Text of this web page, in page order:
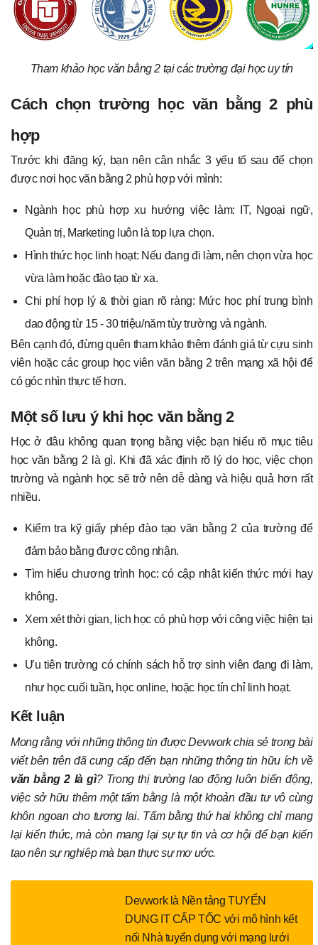
Tham khảo học văn bằng 2 tại các trường đại học uy tín
Cách chọn trường học văn bằng 2 phù
hợp
Trước khi đăng ký, bạn nên cân nhắc 3 yếu tố sau để chọn
được nơi học văn bằng 2 phù hợp với mình:
Ngành học phù hợp xu hướng việc làm: IT, Ngoại ngữ,
Quản trị, Marketing luôn là top lựa chọn.
Hình thức học linh hoạt: Nếu đang đi làm, nên chọn vừa học
vừa làm hoặc đào tạo từ xa.
Chi phí hợp lý & thời gian rõ ràng: Mức học phí trung bình
dao động từ 15 - 30 triệu/năm tùy trường và ngành.
Bên cạnh đó, đừng quên tham khảo thêm đánh giá từ cựu sinh
viên hoặc các group học viên văn bằng 2 trên mạng xã hội để
có góc nhìn thực tế hơn.
Một số lưu ý khi học văn bằng 2
Học ở đâu không quan trọng bằng việc bạn hiểu rõ mục tiêu
học văn bằng 2 là gì. Khi đã xác định rõ lý do học, việc chọn
trường và ngành học sẽ trở nên dễ dàng và hiệu quả hơn rất
nhiều.
Kiểm tra kỹ giấy phép đào tạo văn bằng 2 của trường để
đảm bảo bằng được công nhận.
Tìm hiểu chương trình học: có cập nhật kiến thức mới hay
không.
Xem xét thời gian, lịch học có phù hợp với công việc hiện tại
không.
Ưu tiên trường có chính sách hỗ trợ sinh viên đang đi làm,
như học cuối tuần, học online, hoặc học tín chỉ linh hoạt.
Kết luận
Mong rằng với những thông tin được Devwork chia sẻ trong bài
viết bên trên đã cung cấp đến bạn những thông tin hữu ích về
văn bằng 2 là gì? Trong thị trường lao động luôn biến động,
việc sở hữu thêm một tấm bằng là một khoản đầu tư vô cùng
khôn ngoan cho tương lai. Tấm bằng thứ hai không chỉ mang
lại kiến thức, mà còn mang lại sự tự tin và cơ hội để bạn kiến
tạo nên sự nghiệp mà bạn thực sự mơ ước.
Devwork là Nền tảng TUYỂN
DỤNG IT CẤP TỐC với mô hình kết
nối Nhà tuyển dụng với mạng lưới